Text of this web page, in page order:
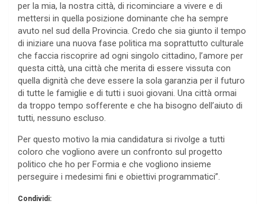
per la mia, la nostra città, di ricominciare a vivere e di
mettersi in quella posizione dominante che ha sempre
avuto nel sud della Provincia. Credo che sia giunto il tempo
di iniziare una nuova fase politica ma soprattutto culturale
che faccia riscoprire ad ogni singolo cittadino, l’amore per
questa città, una città che merita di essere vissuta con
quella dignità che deve essere la sola garanzia per il futuro
di tutte le famiglie e di tutti i suoi giovani. Una città ormai
da troppo tempo sofferente e che ha bisogno dell’aiuto di
tutti, nessuno escluso.
Per questo motivo la mia candidatura si rivolge a tutti
coloro che vogliono avere un confronto sul progetto
politico che ho per Formia e che vogliono insieme
perseguire i medesimi fini e obiettivi programmatici”.
Condividi: